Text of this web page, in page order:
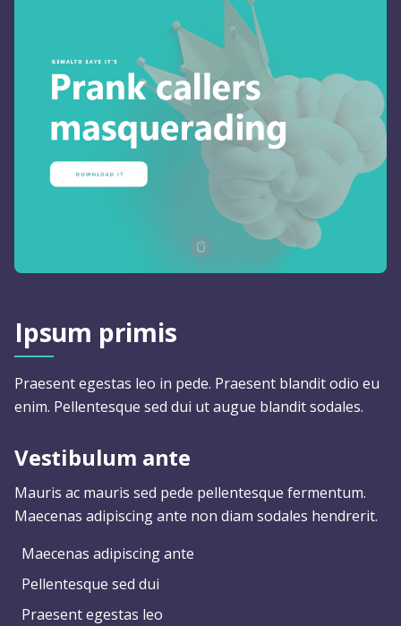
Ipsum primis
Praesent egestas leo in pede. Praesent blandit odio eu
enim. Pellentesque sed dui ut augue blandit sodales.
Vestibulum ante
Mauris ac mauris sed pede pellentesque fermentum.
Maecenas adipiscing ante non diam sodales hendrerit.
Maecenas adipiscing ante
Pellentesque sed dui
Praesent egestas leo